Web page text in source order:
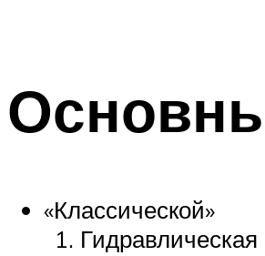
«Классической»